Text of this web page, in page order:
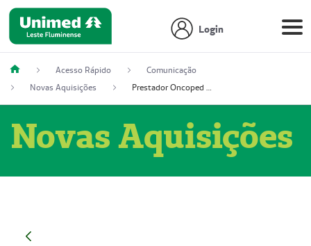
Login
Acesso Rápido
Comunicação
Novas Aquisições
Prestador Oncoped Serviços Médicos (51004335-0)
Novas Aquisições